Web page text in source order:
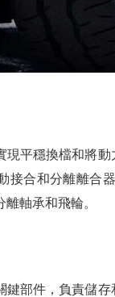
現平穩換檔和將
接合和分離離合
軸承和飛輪。
鍵部件，負責儲